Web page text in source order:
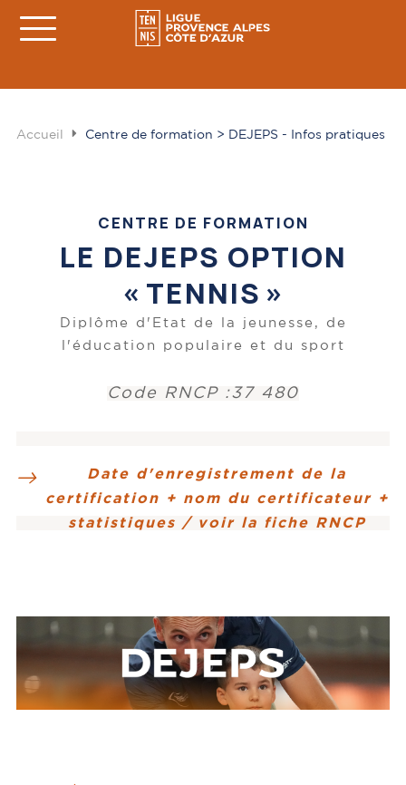
Accueil Centre de formation > DEJEPS - Infos pratiques
CENTRE DE FORMATION
LE DEJEPS OPTION
« TENNIS »
Diplôme d'Etat de la jeunesse, de
l'éducation populaire et du sport
Code RNCP :37 480
Date d'enregistrement de la
certification + nom du certificateur +
statistiques / voir la fiche RNCP